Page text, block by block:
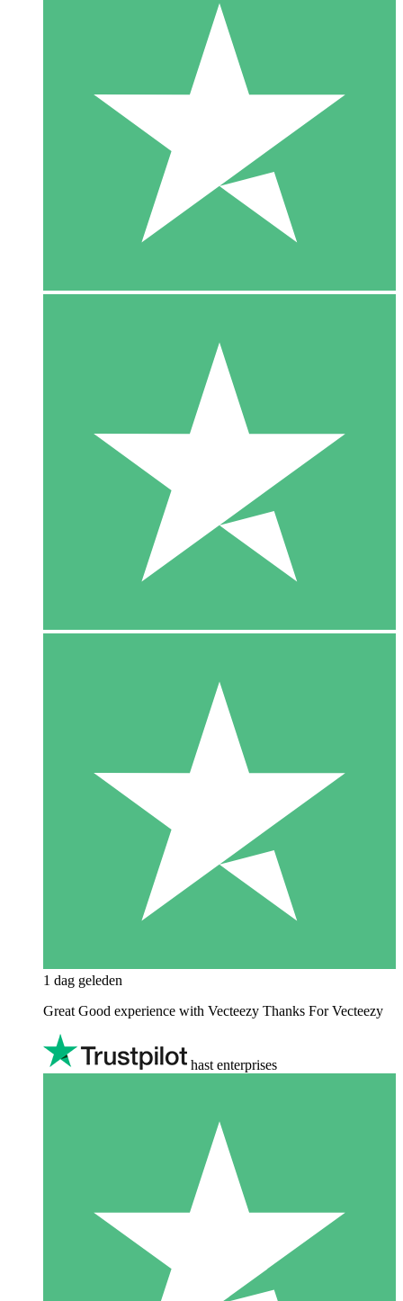
1 dag geleden
Great Good experience with Vecteezy Thanks For Vecteezy
hast enterprises